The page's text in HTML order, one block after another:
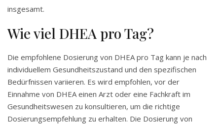
insgesamt.
Wie viel DHEA pro Tag?
Die empfohlene Dosierung von DHEA pro Tag kann je nach
individuellem Gesundheitszustand und den spezifischen
Bedürfnissen variieren. Es wird empfohlen, vor der
Einnahme von DHEA einen Arzt oder eine Fachkraft im
Gesundheitswesen zu konsultieren, um die richtige
Dosierungsempfehlung zu erhalten. Die Dosierung von